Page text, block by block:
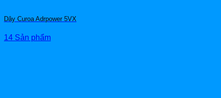
Dây Curoa Adrpower 5VX
14 Sản phẩm